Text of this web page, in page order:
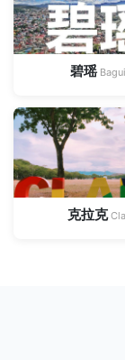
碧瑶
克拉克